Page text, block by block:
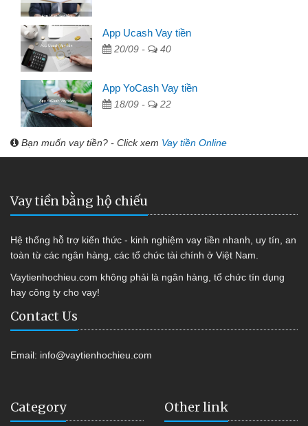
App Ucash Vay tiền
20/09 - 40
App YoCash Vay tiền
18/09 - 22
Bạn muốn vay tiền? - Click xem Vay tiền Online
Vay tiền bằng hộ chiếu
Hệ thống hỗ trợ kiến thức - kinh nghiệm vay tiền nhanh, uy tín, an
toàn từ các ngân hàng, các tổ chức tài chính ở Việt Nam.
Vaytienhochieu.com không phải là ngân hàng, tổ chức tín dụng
hay công ty cho vay!
Contact Us
Email: info@vaytienhochieu.com
Category Other link